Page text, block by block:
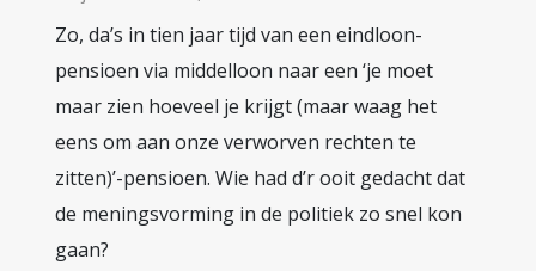
Zo, da’s in tien jaar tijd van een eindloon-
pensioen via middelloon naar een ‘je moet
maar zien hoeveel je krijgt (maar waag het
eens om aan onze verworven rechten te
zitten)’-pensioen. Wie had d’r ooit gedacht dat
de meningsvorming in de politiek zo snel kon
gaan?